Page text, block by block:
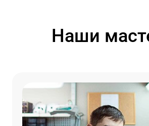
Наши